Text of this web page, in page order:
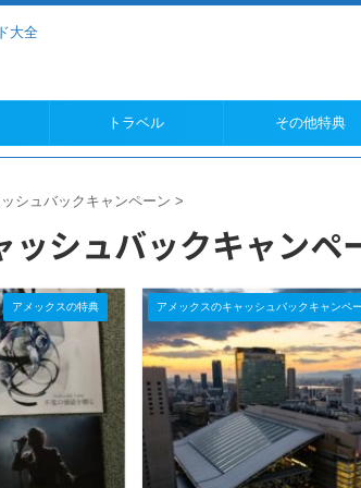
大全
トラベル その他特典
シュバックキャンペーン >
ッシュバックキャンペ
アメックスの特典 アメックスのキャッシュバックキャンペ